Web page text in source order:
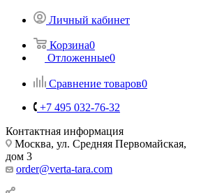
Личный кабинет
Корзина0
Отложенные0
Сравнение товаров0
+7 495 032-76-32
Контактная информация
Москва, ул. Средняя Первомайская,
дом 3
order@verta-tara.com